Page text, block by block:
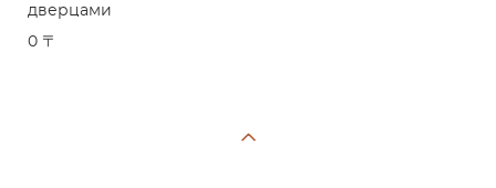
дверцами
0 〒